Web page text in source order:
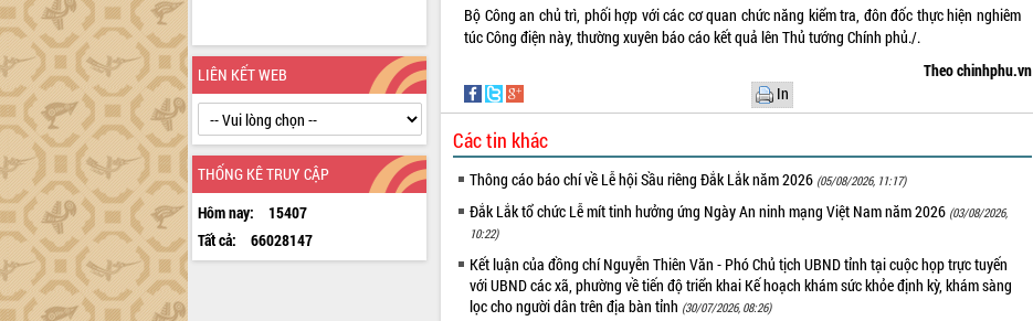
LIÊN KẾT WEB
THỐNG KÊ TRUY CẬP
Hôm nay:
15407
Tất cả:
66028147
Bộ Công an chủ trì, phối hợp với các cơ quan chức năng kiểm tra, đôn đốc thực hiện nghiêm
túc Công điện này, thường xuyên báo cáo kết quả lên Thủ tướng Chính phủ./.
Theo chinhphu.vn
In
Các tin khác
Thông cáo báo chí về Lễ hội Sầu riêng Đắk Lắk năm 2026 (05/08/2026, 11:17)
Đắk Lắk tổ chức Lễ mít tinh hưởng ứng Ngày An ninh mạng Việt Nam năm 2026 (03/08/2026,
10:22)
Kết luận của đồng chí Nguyễn Thiên Văn - Phó Chủ tịch UBND tỉnh tại cuộc họp trực tuyến
với UBND các xã, phường về tiến độ triển khai Kế hoạch khám sức khỏe định kỳ, khám sàng
lọc cho người dân trên địa bàn tỉnh (30/07/2026, 08:26)